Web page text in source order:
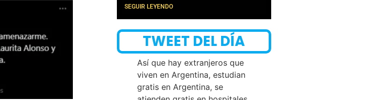
SEGUIR LEYENDO
TWEET DEL DÍA
Así que hay extranjeros que
viven en Argentina, estudian
gratis en Argentina, se